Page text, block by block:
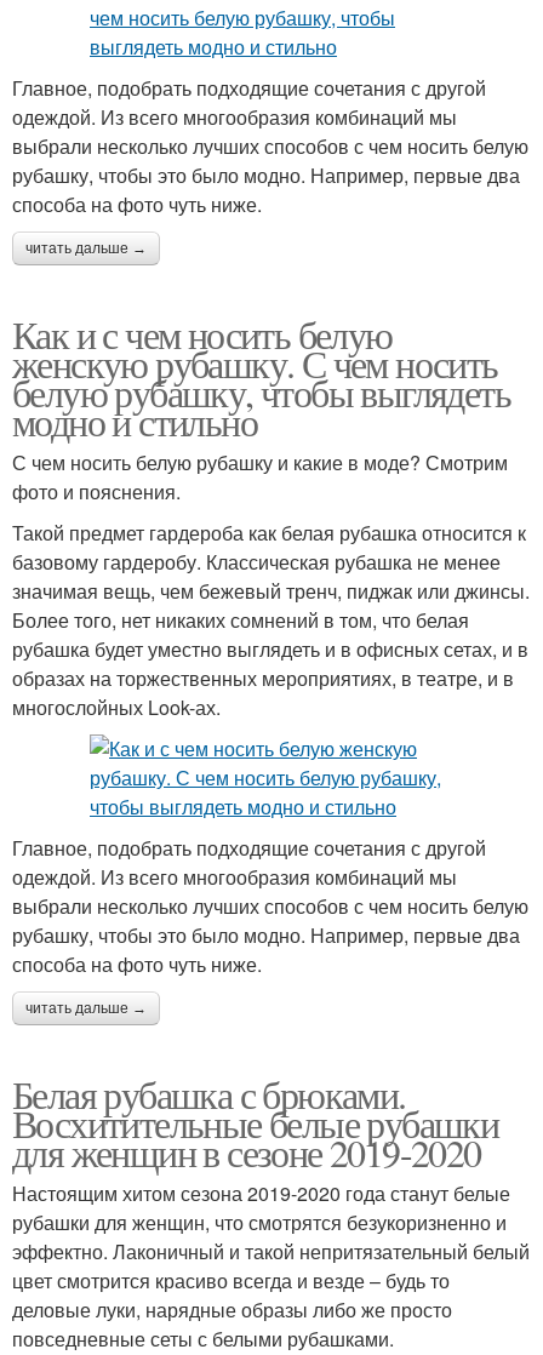
Главное, подобрать подходящие сочетания с другой
одеждой. Из всего многообразия комбинаций мы
выбрали несколько лучших способов с чем носить белую
рубашку, чтобы это было модно. Например, первые два
способа на фото чуть ниже.
читать дальше →
Как и с чем носить белую
женскую рубашку. С чем носить
белую рубашку, чтобы выглядеть
модно и стильно
С чем носить белую рубашку и какие в моде? Смотрим
фото и пояснения.
Такой предмет гардероба как белая рубашка относится к
базовому гардеробу. Классическая рубашка не менее
значимая вещь, чем бежевый тренч, пиджак или джинсы.
Более того, нет никаких сомнений в том, что белая
рубашка будет уместно выглядеть и в офисных сетах, и в
образах на торжественных мероприятиях, в театре, и в
многослойных Look-ах.
Главное, подобрать подходящие сочетания с другой
одеждой. Из всего многообразия комбинаций мы
выбрали несколько лучших способов с чем носить белую
рубашку, чтобы это было модно. Например, первые два
способа на фото чуть ниже.
читать дальше →
Белая рубашка с брюками.
Восхитительные белые рубашки
для женщин в сезоне 2019-2020
Настоящим хитом сезона 2019-2020 года станут белые
рубашки для женщин, что смотрятся безукоризненно и
эффектно. Лаконичный и такой непритязательный белый
цвет смотрится красиво всегда и везде – будь то
деловые луки, нарядные образы либо же просто
повседневные сеты с белыми рубашками.